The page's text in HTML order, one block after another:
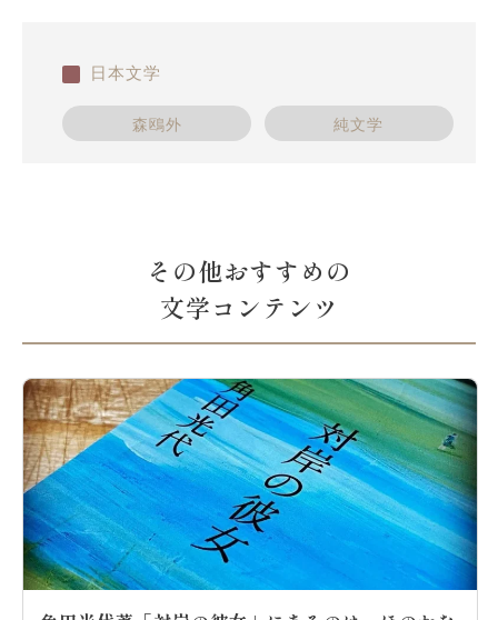
日本文学
森鴎外 純文学
その他おすすめの
文学コンテンツ